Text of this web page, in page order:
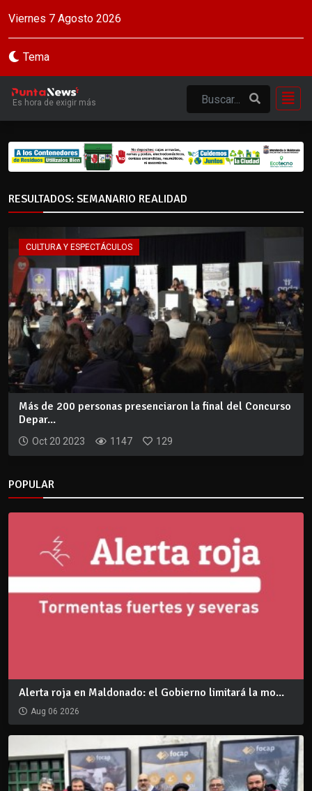
Viernes 7 Agosto 2026
Tema
Es hora de exigir más
RESULTADOS: SEMANARIO REALIDAD
CULTURA Y ESPECTÁCULOS
Más de 200 personas presenciaron la final del Concurso
Depar...
Oct 20 2023 1147 129
POPULAR
Alerta roja en Maldonado: el Gobierno limitará la mo...
Aug 06 2026